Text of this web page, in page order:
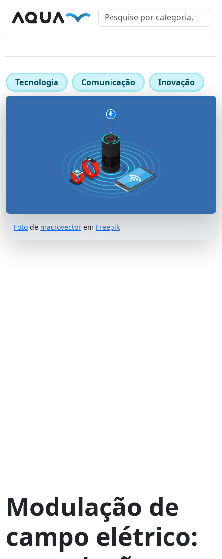
Tecnologia Comunicação Inovação
Foto de macrovector em Freepik
Modulação de
campo elétrico: